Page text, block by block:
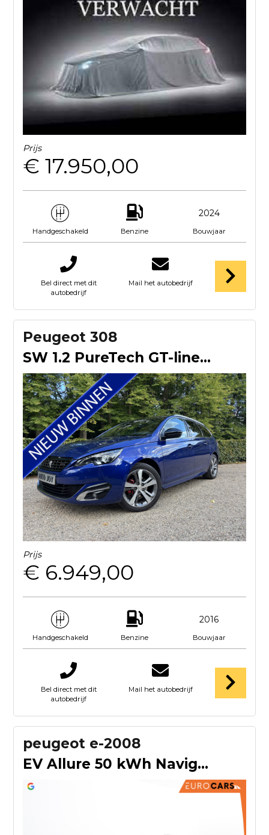
Prijs
€ 17.950,00
Handgeschakeld Benzine
2024
Bouwjaar
Bel direct met dit
autobedrijf
Mail het autobedrijf
Peugeot 308
SW 1.2 PureTech GT-line / Climate Control / Navi. / Pano. /
Prijs
€ 6.949,00
Handgeschakeld Benzine
2016
Bouwjaar
Bel direct met dit
autobedrijf
Mail het autobedrijf
peugeot e-2008
EV Allure 50 kWh Navigatie Apple Carplay/Android Auto Climat